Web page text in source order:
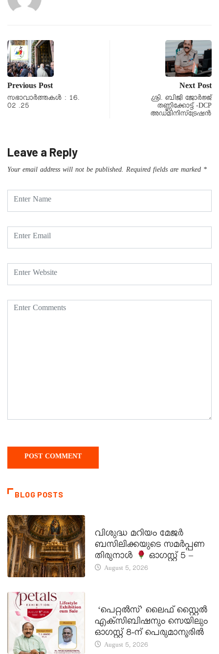
Previous Post
സഭാവാര്‍ത്തകള്‍ : 16.
02 .25
Next Post
ശ്രി. ബിജി ജോർജ്ജ്
തണ്ണിക്കോട്ട് -DCP
അഡ്മിനിസ്ട്രേഷൻ
Leave a Reply
Your email address will not be published. Required fields are marked *
BLOG POSTS
വിശുദ്ധ മറിയം മേജർ
ബസിലിക്കയുടെ സമർപ്പണ
തിരുനാൾ
ഓഗസ്റ്റ് 5 –
August 5, 2026
‘പെറ്റൽസ്’ ലൈഫ് സ്റ്റൈൽ
എക്സിബിഷനും സെയിലും
ഓഗസ്റ്റ് 8-ന് പെരുമാനൂരിൽ
August 5, 2026